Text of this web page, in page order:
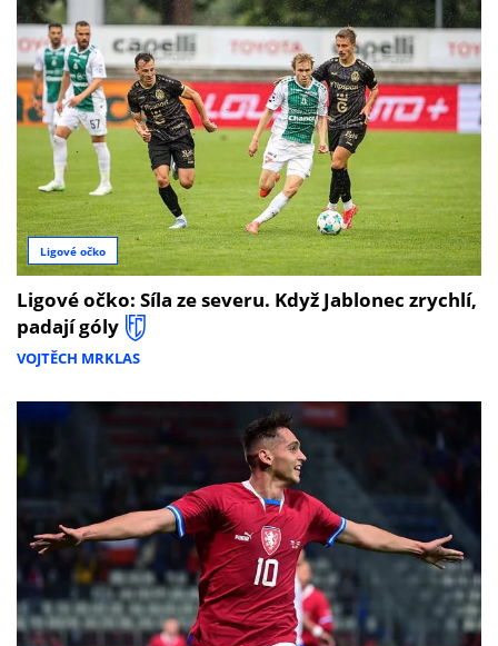
Ligové očko
Ligové očko: Síla ze severu. Když Jablonec zrychlí,
padají góly
VOJTĚCH MRKLAS